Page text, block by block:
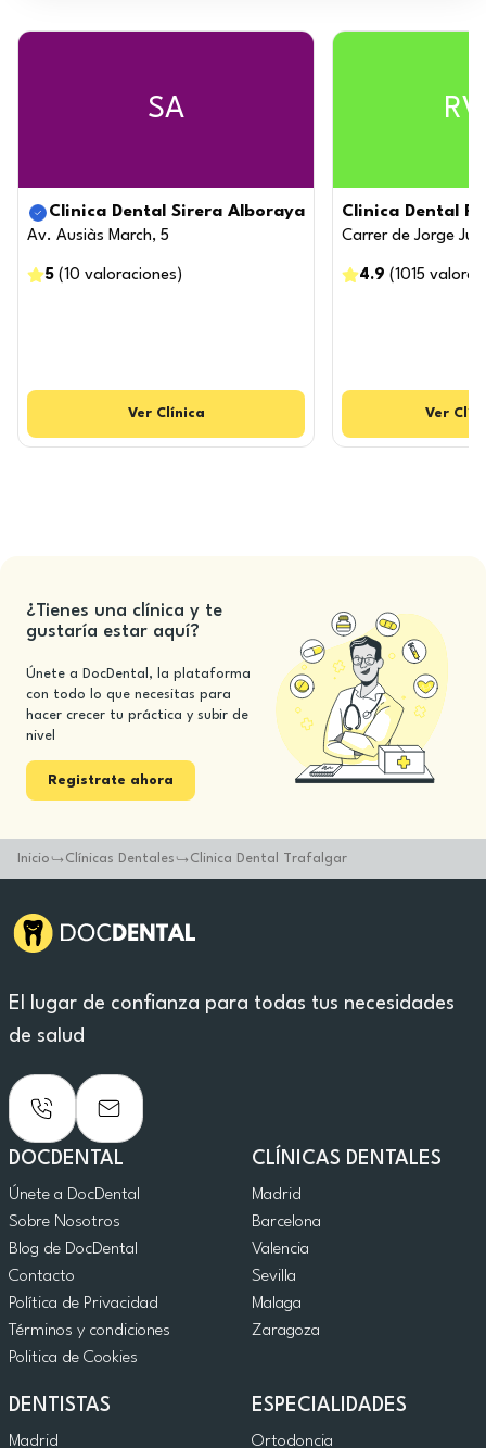
SA
Clinica Dental Sirera Alboraya
Av. Ausiàs March, 5
5 (10 valoraciones )
Ver Clínica
RV
Clinica Dental
Carrer de Jorge
4.9 (1015
Ver
¿Tienes una clínica y te
gustaría estar aquí?
Únete a DocDental, la plataforma
con todo lo que necesitas para
hacer crecer tu práctica y subir de
nivel
Registrate ahora
Inicio Clínicas Dentales Clinica Dental Trafalgar
El lugar de confianza para todas tus necesidades
de salud
DOCDENTAL
Únete a DocDental
Sobre Nosotros
Blog de DocDental
Contacto
Política de Privacidad
Términos y condiciones
Politica de Cookies
CLÍNICAS DENTALES
Madrid
Barcelona
Valencia
Sevilla
Malaga
Zaragoza
DENTISTAS
Madrid
ESPECIALIDADES
Ortodoncia